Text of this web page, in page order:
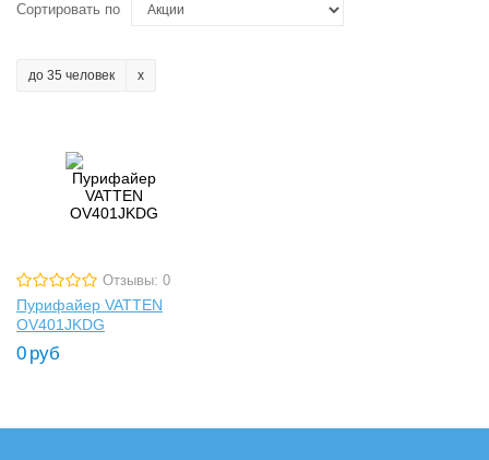
Сортировать по
до 35 человек
Отзывы: 0
Пурифайер VATTEN
OV401JKDG
0 руб